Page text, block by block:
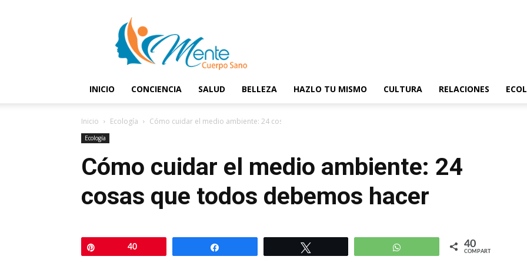
Cuerpo
Sano
INICIO CONCIENCIA SALUD BELLEZA HAZLO TU MISMO CULTURA RELACIONES
Inicio Ecología Cómo cuidar el medio ambiente: 24 cosas que todos debemos hacer
Ecología
Cómo cuidar el medio ambiente: 24
cosas que todos debemos hacer
40 40
COMPARTIR